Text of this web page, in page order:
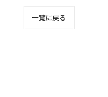
一覧に戻る